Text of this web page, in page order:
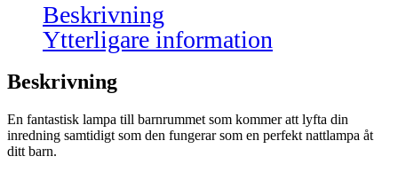
Beskrivning
Ytterligare information
Beskrivning
En fantastisk lampa till barnrummet som kommer att lyfta din
inredning samtidigt som den fungerar som en perfekt nattlampa åt
ditt barn.